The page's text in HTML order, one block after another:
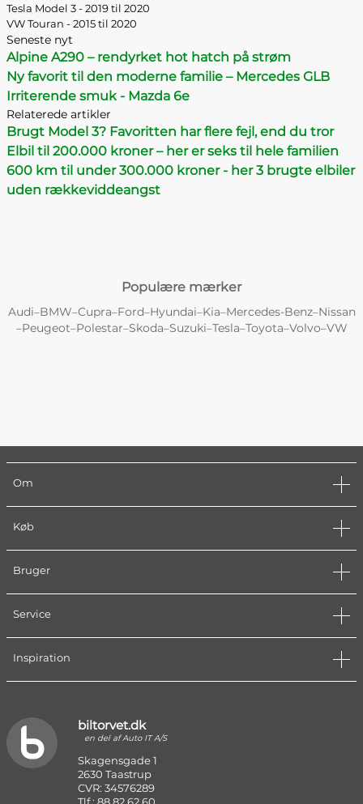
Tesla Model 3 - 2019 til 2020
VW Touran - 2015 til 2020
Seneste nyt
Alpine A290 – rendyrket hot hatch på strøm
Ny favorit til den moderne familie – Mercedes GLB
Irriterende smuk - Mazda 6e
Relaterede artikler
Brugt Model 3? Favoritten har flere fejl, end du tror
Elbil til 200.000 kroner – her er seks til hele familien
600 km til under 300.000 kroner - her 3 brugte elbiler
uden rækkeviddeangst
Populære mærker
Audi–BMW–Cupra–Ford–Hyundai–Kia–Mercedes-Benz–Nissan
–Peugeot–Polestar–Skoda–Suzuki–Tesla–Toyota–Volvo–VW
Om
Køb
Bruger
Service
Inspiration
biltorvet.dk
en del af Auto IT A/S
Skagensgade 1
2630 Taastrup
CVR: 34576289